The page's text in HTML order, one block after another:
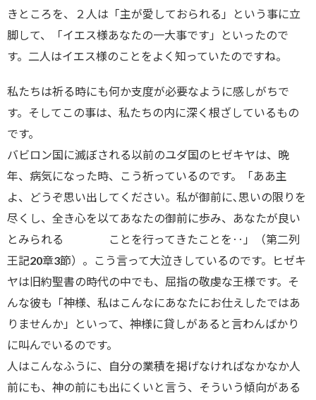
きところを、２人は「主が愛しておられる」という事に立
脚して、「イエス様あなたの一大事です」といったので
す。二人はイエス様のことをよく知っていたのですね。
私たちは祈る時にも何か支度が必要なように感しがちで
す。そしてこの事は、私たちの内に深く根ざしているもの
です。
バビロン国に滅ぼされる以前のユダ国のヒゼキヤは、晩
年、病気になった時、こう祈っているのです。「ああ主
よ、どうぞ思い出してください。私が御前に､思いの限りを
尽くし、全き心を以てあなたの御前に歩み、あなたが良い
とみられる ことを行ってきたことを‥」（第二列
王記20章3節）。こう言って大泣きしているのです。ヒゼキ
ヤは旧約聖書の時代の中でも、屈指の敬虔な王様です。そ
んな彼も「神様、私はこんなにあなたにお仕えしたではあ
りませんか」といって、神様に貸しがあると言わんばかり
に叫んでいるのです。
人はこんなふうに、自分の業積を掲げなければなかなか人
前にも、神の前にも出にくいと言う、そういう傾向がある